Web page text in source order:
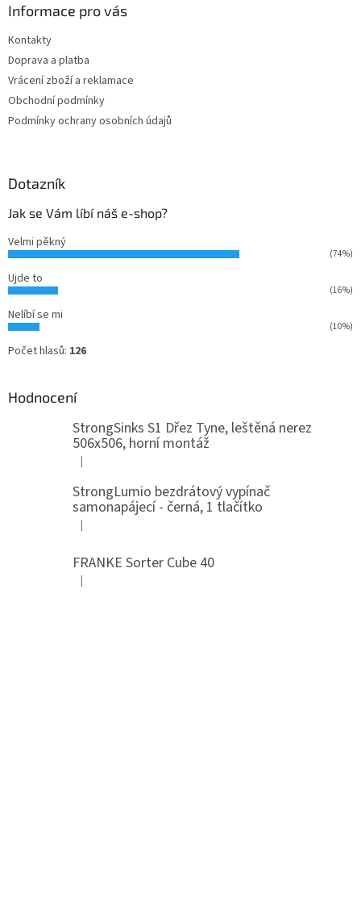
Informace pro vás
Kontakty
Doprava a platba
Vrácení zboží a reklamace
Obchodní podmínky
Podmínky ochrany osobních údajů
Dotazník
Jak se Vám líbí náš e-shop?
Velmi pěkný
(74%)
Ujde to
(16%)
Nelíbí se mi
(10%)
Počet hlasů: 126
Hodnocení
StrongSinks S1 Dřez Tyne, leštěná nerez
506x506, horní montáž
Hodnocení produktu je 5 z 5 hvězdiček.
|
StrongLumio bezdrátový vypínač
samonapájecí - černá, 1 tlačítko
Hodnocení produktu je 4 z 5 hvězdiček.
|
FRANKE Sorter Cube 40
Hodnocení produktu je 3 z 5 hvězdiček.
|